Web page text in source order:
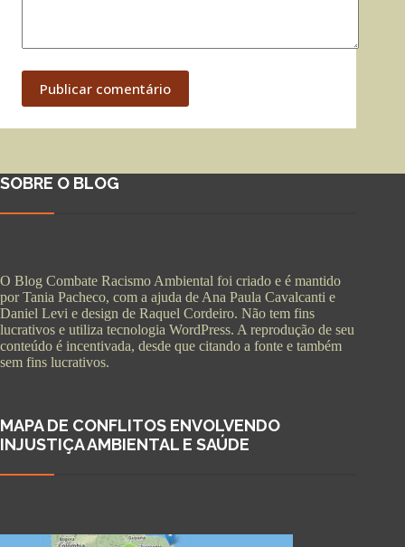
Publicar comentário
SOBRE O BLOG
O Blog Combate Racismo Ambiental foi criado e é mantido
por Tania Pacheco, com a ajuda de Ana Paula Cavalcanti e
Daniel Levi e design de Raquel Cordeiro. Não tem fins
lucrativos e utiliza tecnologia WordPress. A reprodução de seu
conteúdo é incentivada, desde que citando a fonte e também
sem fins lucrativos.
MAPA DE CONFLITOS ENVOLVENDO
INJUSTIÇA AMBIENTAL E SAÚDE